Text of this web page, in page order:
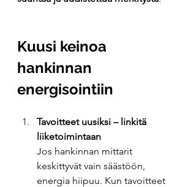
Kuusi keinoa
hankinnan
energisointiin
Tavoitteet uusiksi – linkitä
liiketoimintaan
Jos hankinnan mittarit
keskittyvät vain säästöön,
energia hiipuu. Kun tavoitteet